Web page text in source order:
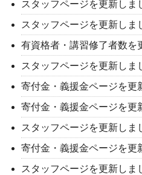
スタッフページを更新しま
スタッフページを更新しま
有資格者・講習修了者数を
スタッフページを更新しま
寄付金・義援金ページを更
寄付金・義援金ページを更
スタッフページを更新しま
寄付金・義援金ページを更
スタッフページを更新しま